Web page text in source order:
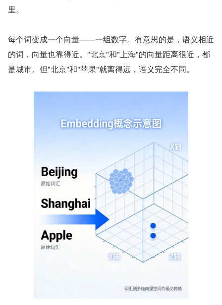
里。
每个词变成一个向量——一组数字。有意思的是，语义相近
的词，向量也靠得近。"北京"和"上海"的向量距离很近，都
是城市。但"北京"和"苹果"就离得远，语义完全不同。